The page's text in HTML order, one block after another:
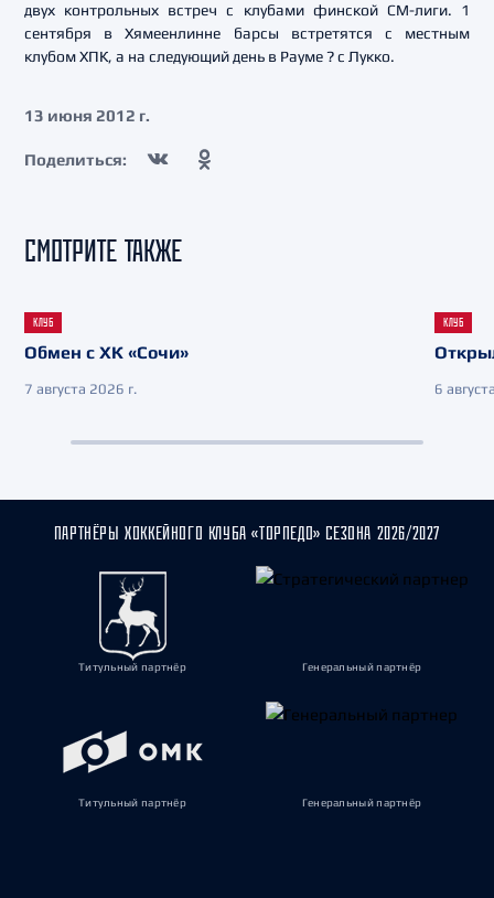
двух контрольных встреч с клубами финской СМ-лиги. 1
сентября в Хямеенлинне барсы встретятся с местным
клубом ХПК, а на следующий день в Рауме ? с Лукко.
13 июня 2012 г.
Поделиться:
СМОТРИТЕ ТАКЖЕ
КЛУБ
Обмен с ХК «Сочи»
7 августа 2026 г.
КЛУБ
6
ПАРТНЁРЫ ХОККЕЙНОГО КЛУБА «ТОРПЕДО» СЕЗОНА 2026/2027
Титульный партнёр Генеральный партнёр
Титульный партнёр Генеральный партнёр